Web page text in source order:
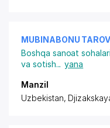
MUBINABONU
Boshqa sanoat sohalari
va sotish... yana
Manzil
Uzbekistan,